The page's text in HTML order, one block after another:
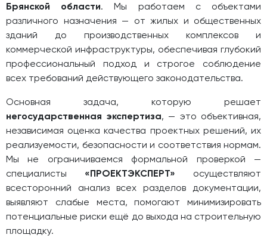
Брянской области. Мы работаем с объектами
различного назначения — от жилых и общественных
зданий до производственных комплексов и
коммерческой инфраструктуры, обеспечивая глубокий
профессиональный подход и строгое соблюдение
всех требований действующего законодательства.
Основная задача, которую решает
негосударственная экспертиза, — это объективная,
независимая оценка качества проектных решений, их
реализуемости, безопасности и соответствия нормам.
Мы не ограничиваемся формальной проверкой —
специалисты «ПРОЕКТЭКСПЕРТ» осуществляют
всесторонний анализ всех разделов документации,
выявляют слабые места, помогают минимизировать
потенциальные риски ещё до выхода на строительную
площадку.